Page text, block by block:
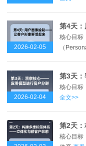
2026-02-05
第4天
核心目标
（
2026-02-04
第3天
核心目标
全文>>
核心目标